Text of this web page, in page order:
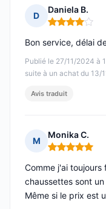
D
Daniela B.
Note : 4 sur 5
Publié le 27/11/2024 à
suite à un achat du 13/
Bon service, délai
Avis traduit
M
Monika C.
Note : 5 sur 5
Comme j'ai
chaussettes sont
Même si le prix est